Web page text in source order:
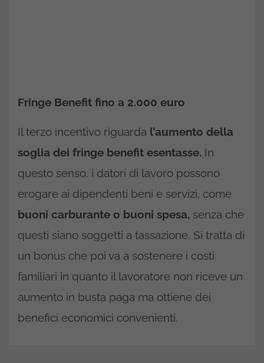
Fringe Benefit fino a 2.000 euro
Il terzo incentivo riguarda l’aumento della
soglia dei fringe benefit esentasse. In
questo senso, i datori di lavoro possono
erogare ai dipendenti beni e servizi, come
buoni carburante o buoni spesa, senza che
questi siano soggetti a tassazione. Si tratta di
un bonus che poi va a sostenere i costi
familiari in quanto il lavoratore non riceve un
aumento in busta paga ma ottiene dei
benefici economici convenienti.